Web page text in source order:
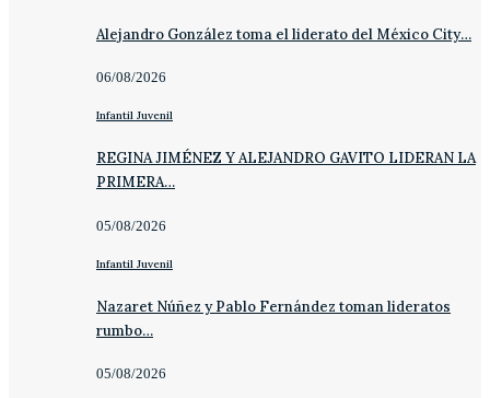
Alejandro González toma el liderato del México City…
06/08/2026
Infantil Juvenil
REGINA JIMÉNEZ Y ALEJANDRO GAVITO LIDERAN LA
PRIMERA…
05/08/2026
Infantil Juvenil
Nazaret Núñez y Pablo Fernández toman lideratos
rumbo…
05/08/2026